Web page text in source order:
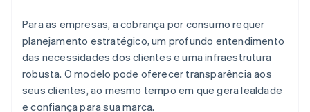
Para as empresas, a cobrança por consumo requer
planejamento estratégico, um profundo entendimento
das necessidades dos clientes e uma infraestrutura
robusta. O modelo pode oferecer transparência aos
seus clientes, ao mesmo tempo em que gera lealdade
e confiança para sua marca.